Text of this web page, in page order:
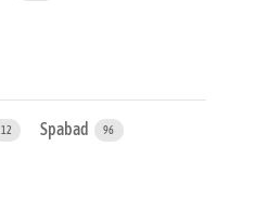
12 Spabad 96